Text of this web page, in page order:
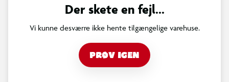
Der skete en fejl...
Vi kunne desværre ikke hente tilgængelige varehuse.
PRØV IGEN